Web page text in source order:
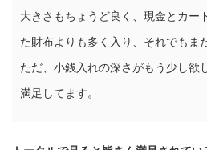
大きさもちょうど良く、現金とカー
た財布よりも多く入り、それでもま
ただ、小銭入れの深さがもう少し欲
満足してます。